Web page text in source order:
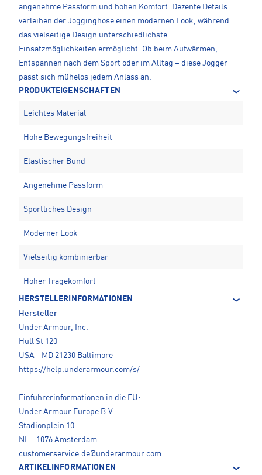
angenehme Passform und hohen Komfort. Dezente Details
verleihen der Jogginghose einen modernen Look, während
das vielseitige Design unterschiedlichste
Einsatzmöglichkeiten ermöglicht. Ob beim Aufwärmen,
Entspannen nach dem Sport oder im Alltag – diese Jogger
passt sich mühelos jedem Anlass an.
PRODUKTEIGENSCHAFTEN
Leichtes Material
Hohe Bewegungsfreiheit
Elastischer Bund
Angenehme Passform
Sportliches Design
Moderner Look
Vielseitig kombinierbar
Hoher Tragekomfort
HERSTELLERINFORMATIONEN
Hersteller
Under Armour, Inc.
Hull St 120
USA - MD 21230 Baltimore
https://help.underarmour.com/s/
Einführerinformationen in die EU:
Under Armour Europe B.V.
Stadionplein 10
NL - 1076 Amsterdam
customerservice.de@underarmour.com
ARTIKELINFORMATIONEN